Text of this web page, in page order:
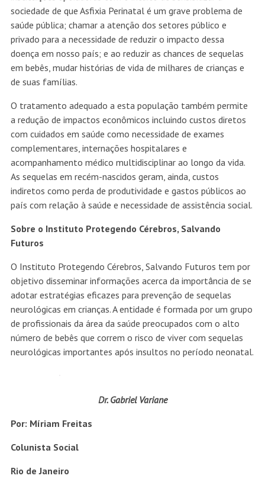
complementares, internações hospitalares e
acompanhamento médico multidisciplinar ao longo da vida.
As sequelas em recém-nascidos geram, ainda, custos
indiretos como perda de produtividade e gastos públicos ao
país com relação à saúde e necessidade de assistência social.
Sobre o Instituto Protegendo Cérebros, Salvando
Futuros
O Instituto Protegendo Cérebros, Salvando Futuros tem por
objetivo disseminar informações acerca da importância de se
adotar estratégias eficazes para prevenção de sequelas
neurológicas em crianças. A entidade é formada por um grupo
de profissionais da área da saúde preocupados com o alto
número de bebês que correm o risco de viver com sequelas
neurológicas importantes após insultos no período neonatal.
Por: Míriam Freitas
Colunista Social
Rio de Janeiro
Leifert deixará a Globo